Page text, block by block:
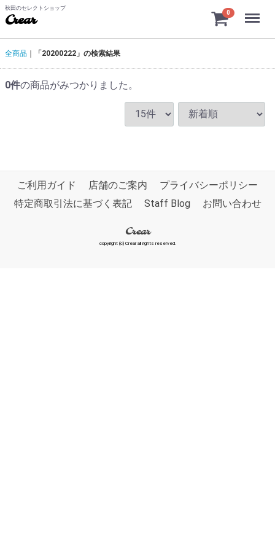
秋田のセレクトショップ
Crear
0 Menu
全商品 「20200222」の検索結果
0件の商品がみつかりました。
ご利用ガイド 店舗のご案内
プライバシーポリシー
特定商取引法に基づく表記
Staff Blog お問い合わせ
Crear
copyright (c) Crear all rights reserved.